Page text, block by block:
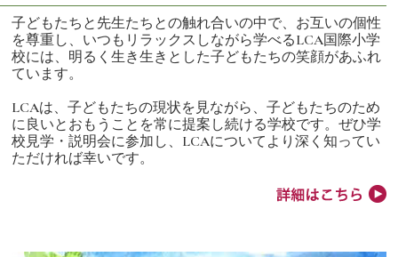
子どもたちと先生たちとの触れ合いの中で、お互いの個性
を尊重し、いつもリラックスしながら学べるLCA国際小学
校には、明るく生き生きとした子どもたちの笑顔があふれ
ています。
LCAは、子どもたちの現状を見ながら、子どもたちのため
に良いとおもうことを常に提案し続ける学校です。ぜひ学
校見学・説明会に参加し、LCAについてより深く知ってい
ただければ幸いです。